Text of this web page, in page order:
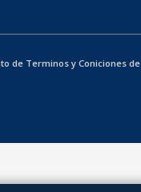
de Terminos y Coniciones de